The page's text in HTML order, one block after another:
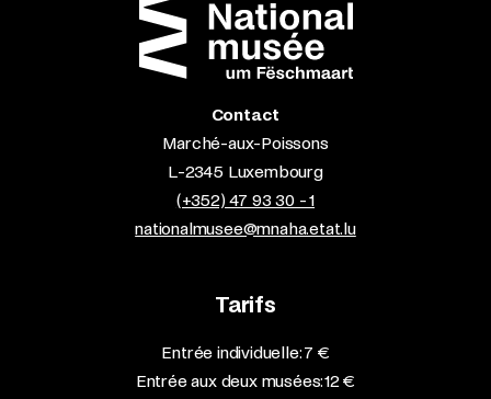
Contact
Marché-aux-Poissons
L-2345 Luxembourg
(+352) 47 93 30 - 1
nationalmusee@mnaha.etat.lu
Tarifs
Entrée individuelle: 7 €
Entrée aux deux musées: 12 €